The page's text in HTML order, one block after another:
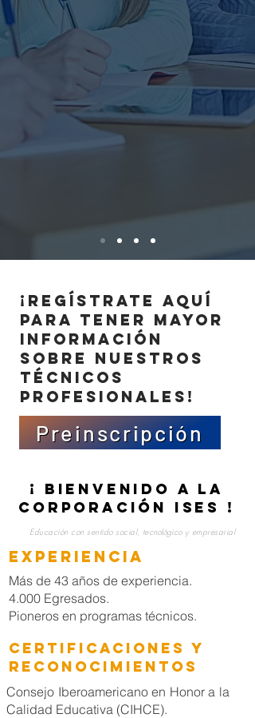
¡Regístrate aquí
para tener mayor
información
sobre nuestros
técnicos
profesionales!
Preinscripción
¡ BIENVENIDO A LA
CORPORACIÓN ISES !
Educación con sentido social, tecnológicoy empresarial
EXPERIENCIA
​Más de 43 años de experiencia.
4.000 Egresados.
Pioneros en programas técnicos.
Certificaciones y
Reconocimientos
​Consejo Iberoamericano en Honor a la
Calidad Educativa (CIHCE).